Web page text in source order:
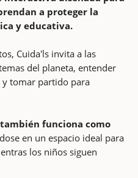
a proteger la
y educativa.
Cuida'ls invita a las
del planeta, entender
y tomar partido para
también funciona como
en un espacio ideal para
los niños siguen